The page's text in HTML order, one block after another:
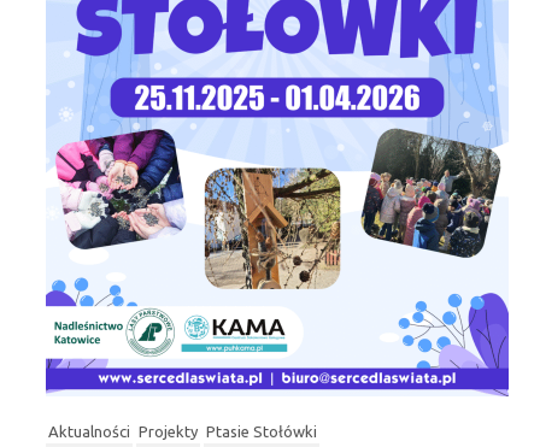
Aktualności Projekty Ptasie Stołówki